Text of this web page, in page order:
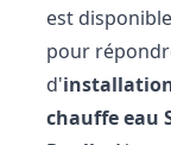
est
pour
d'
chauffe eau